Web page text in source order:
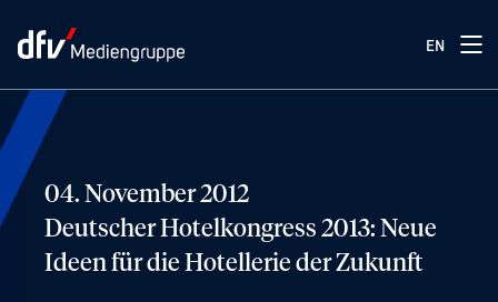
EN
04. November 2012
Deutscher Hotelkongress 2013: Neue
Ideen für die Hotellerie der Zukunft